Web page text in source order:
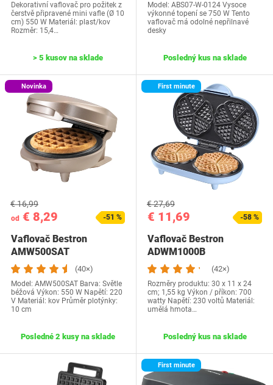
Dekorativní vaflovač pro požitek z
čerstvě připravené mini vafle (Ø 10
cm) 550 W Materiál: plast/kov
Rozměr: 15,4…
> 5 kusov na sklade
Model: ‎ABS07-W-0124 Vysoce
výkonné topení se 750 W Tento
vaflovač má odolné nepřilnavé
desky
Posledný kus na sklade
Novinka
od € 8,29
€ 16,99
-51 %
Vaflovač Bestron
AMW500SAT
(40×)
Model: ‎AMW500SAT Barva: Světle
béžová Výkon: 550 W Napětí: 220
V Materiál: kov Průměr plotýnky:
10 cm
Posledné 2 kusy na sklade
First minute
€ 11,69
€ 27,69
-58 %
Vaflovač Bestron
ADWM1000B
(42×)
Rozměry produktu: 30 x 11 x 24
cm; 1,55 kg Výkon / příkon: 700
watty Napětí: 230 voltů Materiál:
umělá hmota…
Posledný kus na sklade
First minute